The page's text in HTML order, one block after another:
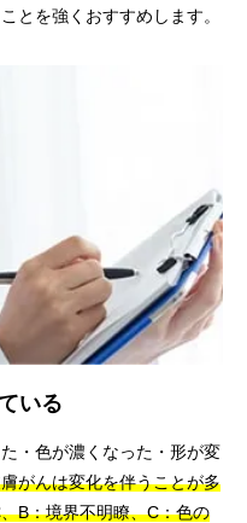
とを強くおすすめします。
いる
・色が濃くなった・形が変
がんは変化を伴うことが多
B：境界不明瞭、C：色の